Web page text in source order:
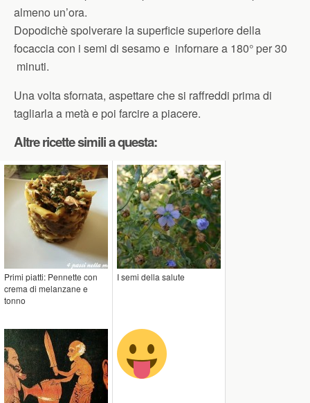
almeno un’ora.
Dopodichè spolverare la superficie superiore della
focaccia con i semi di sesamo e infornare a 180° per 30
minuti.
Una volta sfornata, aspettare che si raffreddi prima di
tagliarla a metà e poi farcire a piacere.
Altre ricette simili a questa:
Primi piatti: Pennette con
crema di melanzane e
tonno
I semi della salute